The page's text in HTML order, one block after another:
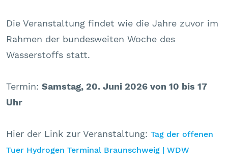
Die Veranstaltung findet wie die Jahre zuvor im
Rahmen der bundesweiten Woche des
Wasserstoffs statt.
Termin: Samstag, 20. Juni 2026 von 10 bis 17
Uhr
Hier der Link zur Veranstaltung: Tag der offenen
Tuer Hydrogen Terminal Braunschweig | WDW